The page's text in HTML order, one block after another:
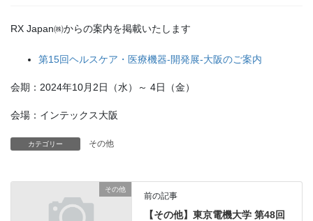
RX Japan㈱からの案内を掲載いたします
第15回ヘルスケア・医療機器-開発展-大阪のご案内
会期：2024年10月2日（水）～ 4日（金）
会場：インテックス大阪
カテゴリー その他
その他
前の記事
【その他】東京電機大学 第48回